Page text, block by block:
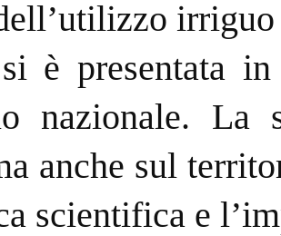
è presentata
nazionale. La
anche sul
scientifica e